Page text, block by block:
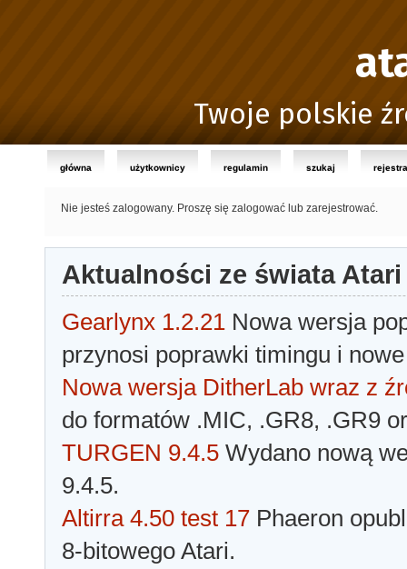
Twoje polskie
główna użytkownicy regulamin szukaj
Nie jesteś zalogowany. Proszę się zalogować lub zarejestrować.
Aktualności ze świata Atari
Gearlynx 1.2.21 Nowa wersja
przynosi poprawki timingu i
Nowa wersja DitherLab wraz z
do formatów .MIC, .GR8, .GR9
TURGEN 9.4.5 Wydano nową
9.4.5.
Altirra 4.50 test 17 Phaeron
8-bitowego Atari.